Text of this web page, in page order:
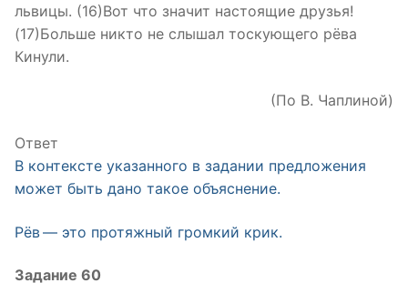
львицы. (16)Вот что значит настоящие друзья!
(17)Больше никто не слышал тоскующего рёва
Кинули.
(По В. Чаплиной)
Ответ
В контексте указанного в задании предложения
может быть дано такое объяснение.
Рёв — это протяжный громкий крик.
Задание 60